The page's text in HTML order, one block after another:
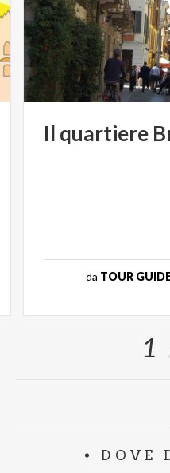
Il quartiere
da TOUR
1
DOVE